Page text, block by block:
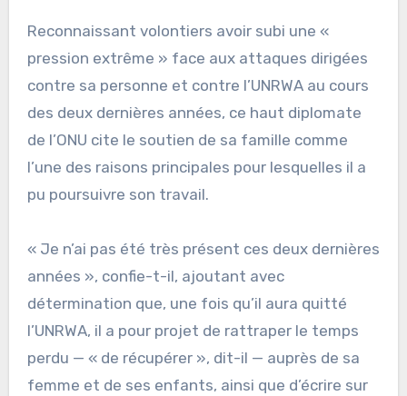
Reconnaissant volontiers avoir subi une «
pression extrême » face aux attaques dirigées
contre sa personne et contre l’UNRWA au cours
des deux dernières années, ce haut diplomate
de l’ONU cite le soutien de sa famille comme
l’une des raisons principales pour lesquelles il a
pu poursuivre son travail.
« Je n’ai pas été très présent ces deux dernières
années », confie-t-il, ajoutant avec
détermination que, une fois qu’il aura quitté
l’UNRWA, il a pour projet de rattraper le temps
perdu — « de récupérer », dit-il — auprès de sa
femme et de ses enfants, ainsi que d’écrire sur